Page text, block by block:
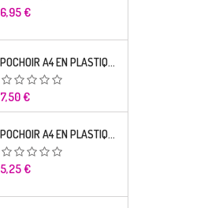
Prix
6,95 €
POCHOIR A4 EN PLASTIQUE MYLAR ALPHABET LETTRE TYPO SEGOE 25 MM
Prix
7,50 €
POCHOIR A4 EN PLASTIQUE MYLAR CUISINE RECETTE ALPHABET LETTRE 15 MM
Prix
5,25 €